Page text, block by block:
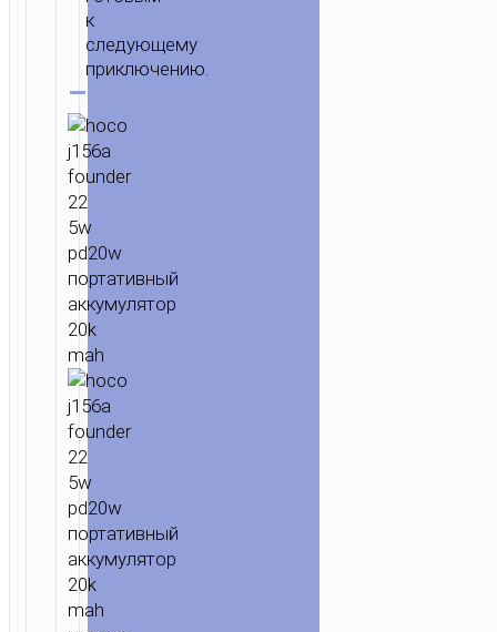
к
следующему
приключению.